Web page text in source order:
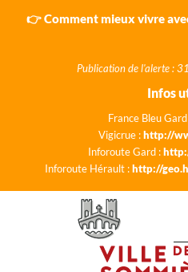
👉 Comment mieux vivre
Publication de l'alerte :
Infos
France Bleu
Vigicrue :http://
Inforoute Gard :
Inforoute Hérault :http://